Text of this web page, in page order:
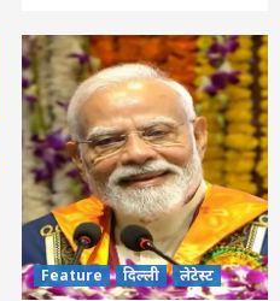
बढ़ी विदेशों में मांग, बिहार के
रहे नए अवसर : पीयूष गोयल
चुनौतियों को अवसर में बदलें
Feature दिल्ली लेटेस्ट